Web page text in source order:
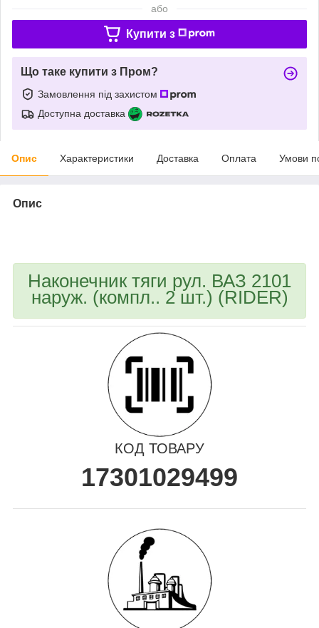
або
Купити з
Що таке купити з Пром?
Замовлення під захистом
Доступна доставка
Опис Характеристики Доставка Оплата Умови
Опис
Наконечник тяги рул. ВАЗ 2101
наруж. (компл.. 2 шт.) (RIDER)
КОД ТОВАРУ
17301029499